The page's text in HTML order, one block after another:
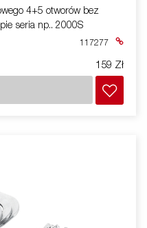
4+5 otworów bez
seria np.. 2000S
117277
159 Zł